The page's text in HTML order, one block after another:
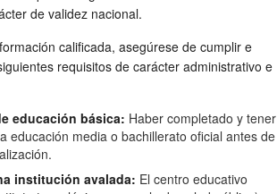
de validez nacional.
calificada, asegúrese de cumplir e
requisitos de carácter administrativo e
educación básica: Haber completado y tener
educación media o bachillerato oficial antes de
institución avalada: El centro educativo